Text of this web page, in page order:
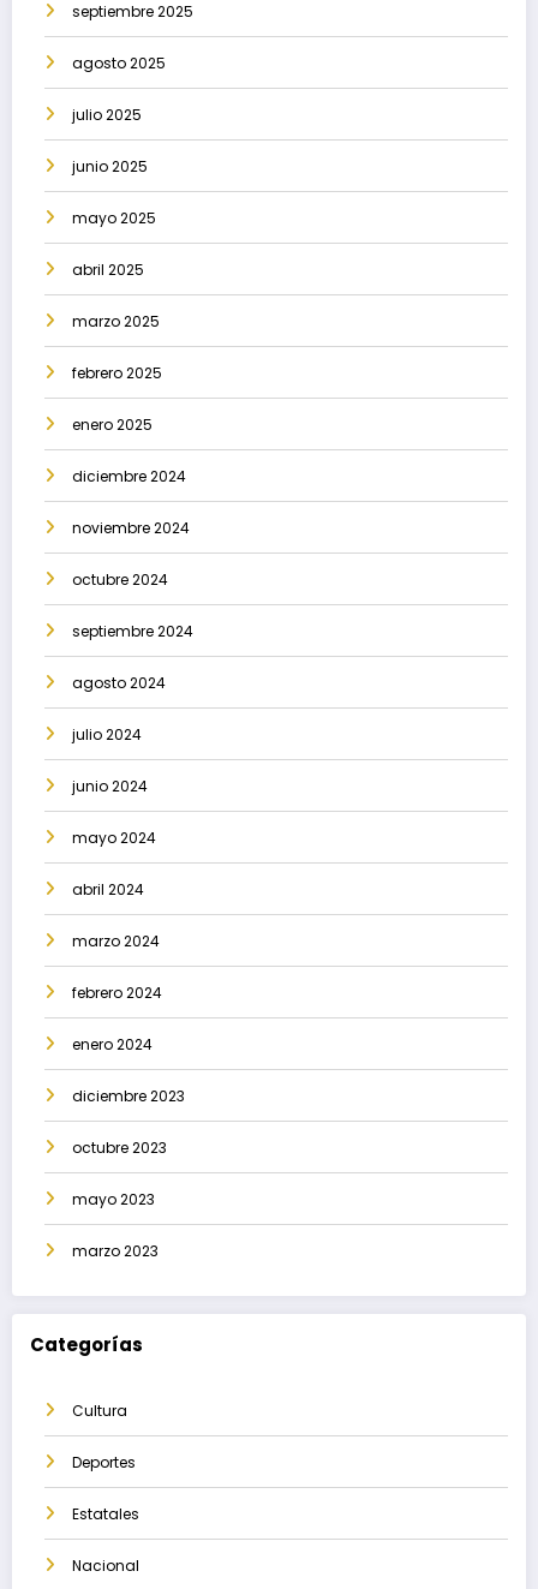
septiembre 2025
agosto 2025
julio 2025
junio 2025
mayo 2025
abril 2025
marzo 2025
febrero 2025
enero 2025
diciembre 2024
noviembre 2024
octubre 2024
septiembre 2024
agosto 2024
julio 2024
junio 2024
mayo 2024
abril 2024
marzo 2024
febrero 2024
enero 2024
diciembre 2023
octubre 2023
mayo 2023
marzo 2023
Categorías
Cultura
Deportes
Estatales
Nacional